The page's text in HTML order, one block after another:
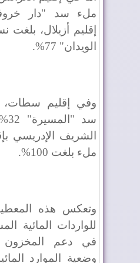
إقليم أزيلال،
الويدان" 77%.
وفي إقليم
الشريف الإدريسي
ملء بلغت 100%.
وتعكس هذه
للواردات المائية
في دعم المخزون
وضعية الموارد